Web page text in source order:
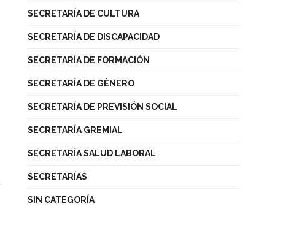
SECRETARÍA DE CULTURA
SECRETARÍA DE DISCAPACIDAD
SECRETARÍA DE FORMACIÓN
SECRETARÍA DE GÉNERO
SECRETARÍA DE PREVISIÓN SOCIAL
SECRETARÍA GREMIAL
SECRETARÍA SALUD LABORAL
SECRETARÍAS
SIN CATEGORÍA